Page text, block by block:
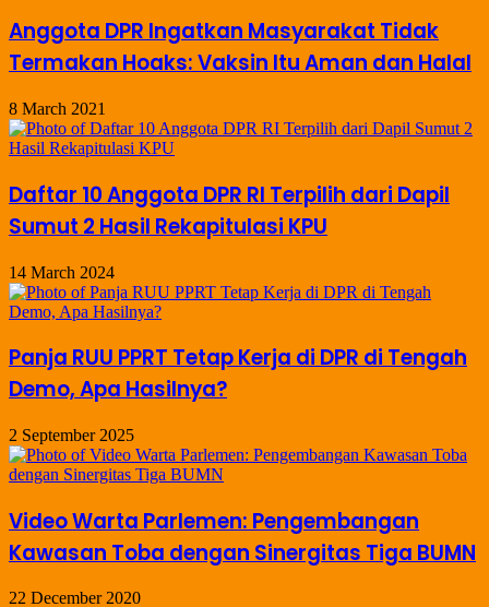
Anggota DPR Ingatkan Masyarakat Tidak
Termakan Hoaks: Vaksin Itu Aman dan Halal
8 March 2021
Daftar 10 Anggota DPR RI Terpilih dari Dapil
Sumut 2 Hasil Rekapitulasi KPU
14 March 2024
Panja RUU PPRT Tetap Kerja di DPR di Tengah
Demo, Apa Hasilnya?
2 September 2025
Video Warta Parlemen: Pengembangan
Kawasan Toba dengan Sinergitas Tiga BUMN
22 December 2020